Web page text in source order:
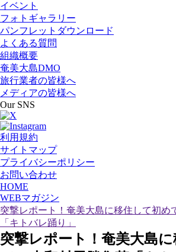
イベント
フォトギャラリー
パンフレットダウンロード
よくある質問
組織概要
奄美大島DMO
旅行業者の皆様へ
メディアの皆様へ
Our SNS
利用規約
サイトマップ
プライバシーポリシー
お問い合わせ
HOME
WEBマガジン
突撃レポート！奄美大島に移住して初め
「キトバレ踊り」
突撃レポート！奄美大島